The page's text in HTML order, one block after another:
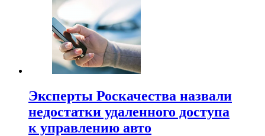
Эксперты Роскачества назвали
недостатки удаленного доступа
к управлению авто